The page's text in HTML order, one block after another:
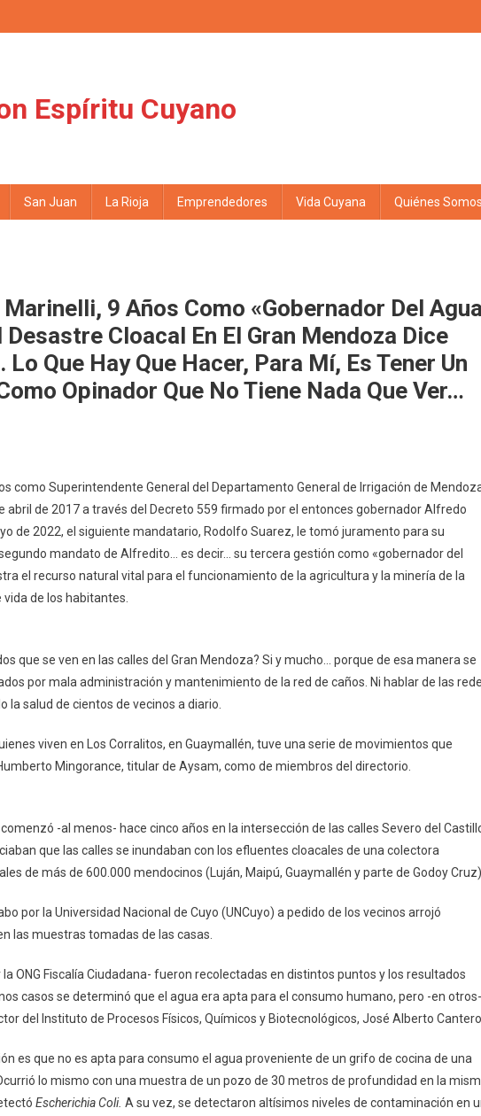
Espíritu Cuyano
San Juan La Rioja Emprendedores Vida Cuyana Quiénes
9 Años Como «gobernador Del
Desastre Cloacal En El Gran Mendoza Dice
Que Hay Que Hacer, Para Mí, Es Tener Un
Opinador Que No Tiene Nada Que Ver…
como Superintendente General del Departamento General de Irrigación de
abril de 2017 a través del Decreto 559 firmado por el entonces gobernador Alfredo
de 2022, el siguiente mandatario, Rodolfo Suarez, le tomó juramento para su
mandato de Alfredito… es decir… su tercera gestión como «gobernador del
el recurso natural vital para el funcionamiento de la agricultura y la minería de la
de los habitantes.
que se ven en las calles del Gran Mendoza? Si y mucho… porque de esa manera se
por mala administración y mantenimiento de la red de caños. Ni hablar de las
salud de cientos de vecinos a diario.
viven en Los Corralitos, en Guaymallén, tuve una serie de movimientos que
Mingorance, titular de Aysam, como de miembros del directorio.
-al menos- hace cinco años en la intersección de las calles Severo del
que las calles se inundaban con los efluentes cloacales de una colectora
de más de 600.000 mendocinos (Luján, Maipú, Guaymallén y parte de Godoy
por la Universidad Nacional de Cuyo (UNCuyo) a pedido de los vecinos arrojó
las muestras tomadas de las casas.
ONG Fiscalía Ciudadana- fueron recolectadas en distintos puntos y los resultados
casos se determinó que el agua era apta para el consumo humano, pero -en otros-
del Instituto de Procesos Físicos, Químicos y Biotecnológicos, José Alberto
es que no es apta para consumo el agua proveniente de un grifo de cocina de una
lo mismo con una muestra de un pozo de 30 metros de profundidad en la
Escherichia Coli. A su vez, se detectaron altísimos niveles de contaminación en